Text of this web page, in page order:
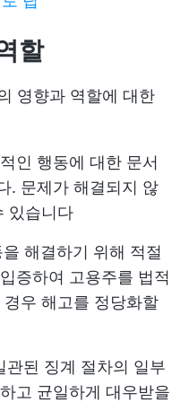
할
영향과 역할에 대한
인 행동에 대한 문서
. 문제가 해결되지 않
있습니다
해결하기 위해 적절
증하여 고용주를 법적
우 해고를 정당화할
관된 징계 절차의 일부
고 균일하게 대우받을